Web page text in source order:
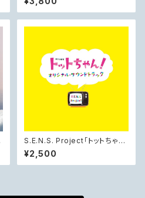
S.E.N.S. Project「トットちゃ
ん！」 オリジナル・サウンドトラッ
ク
¥2,500